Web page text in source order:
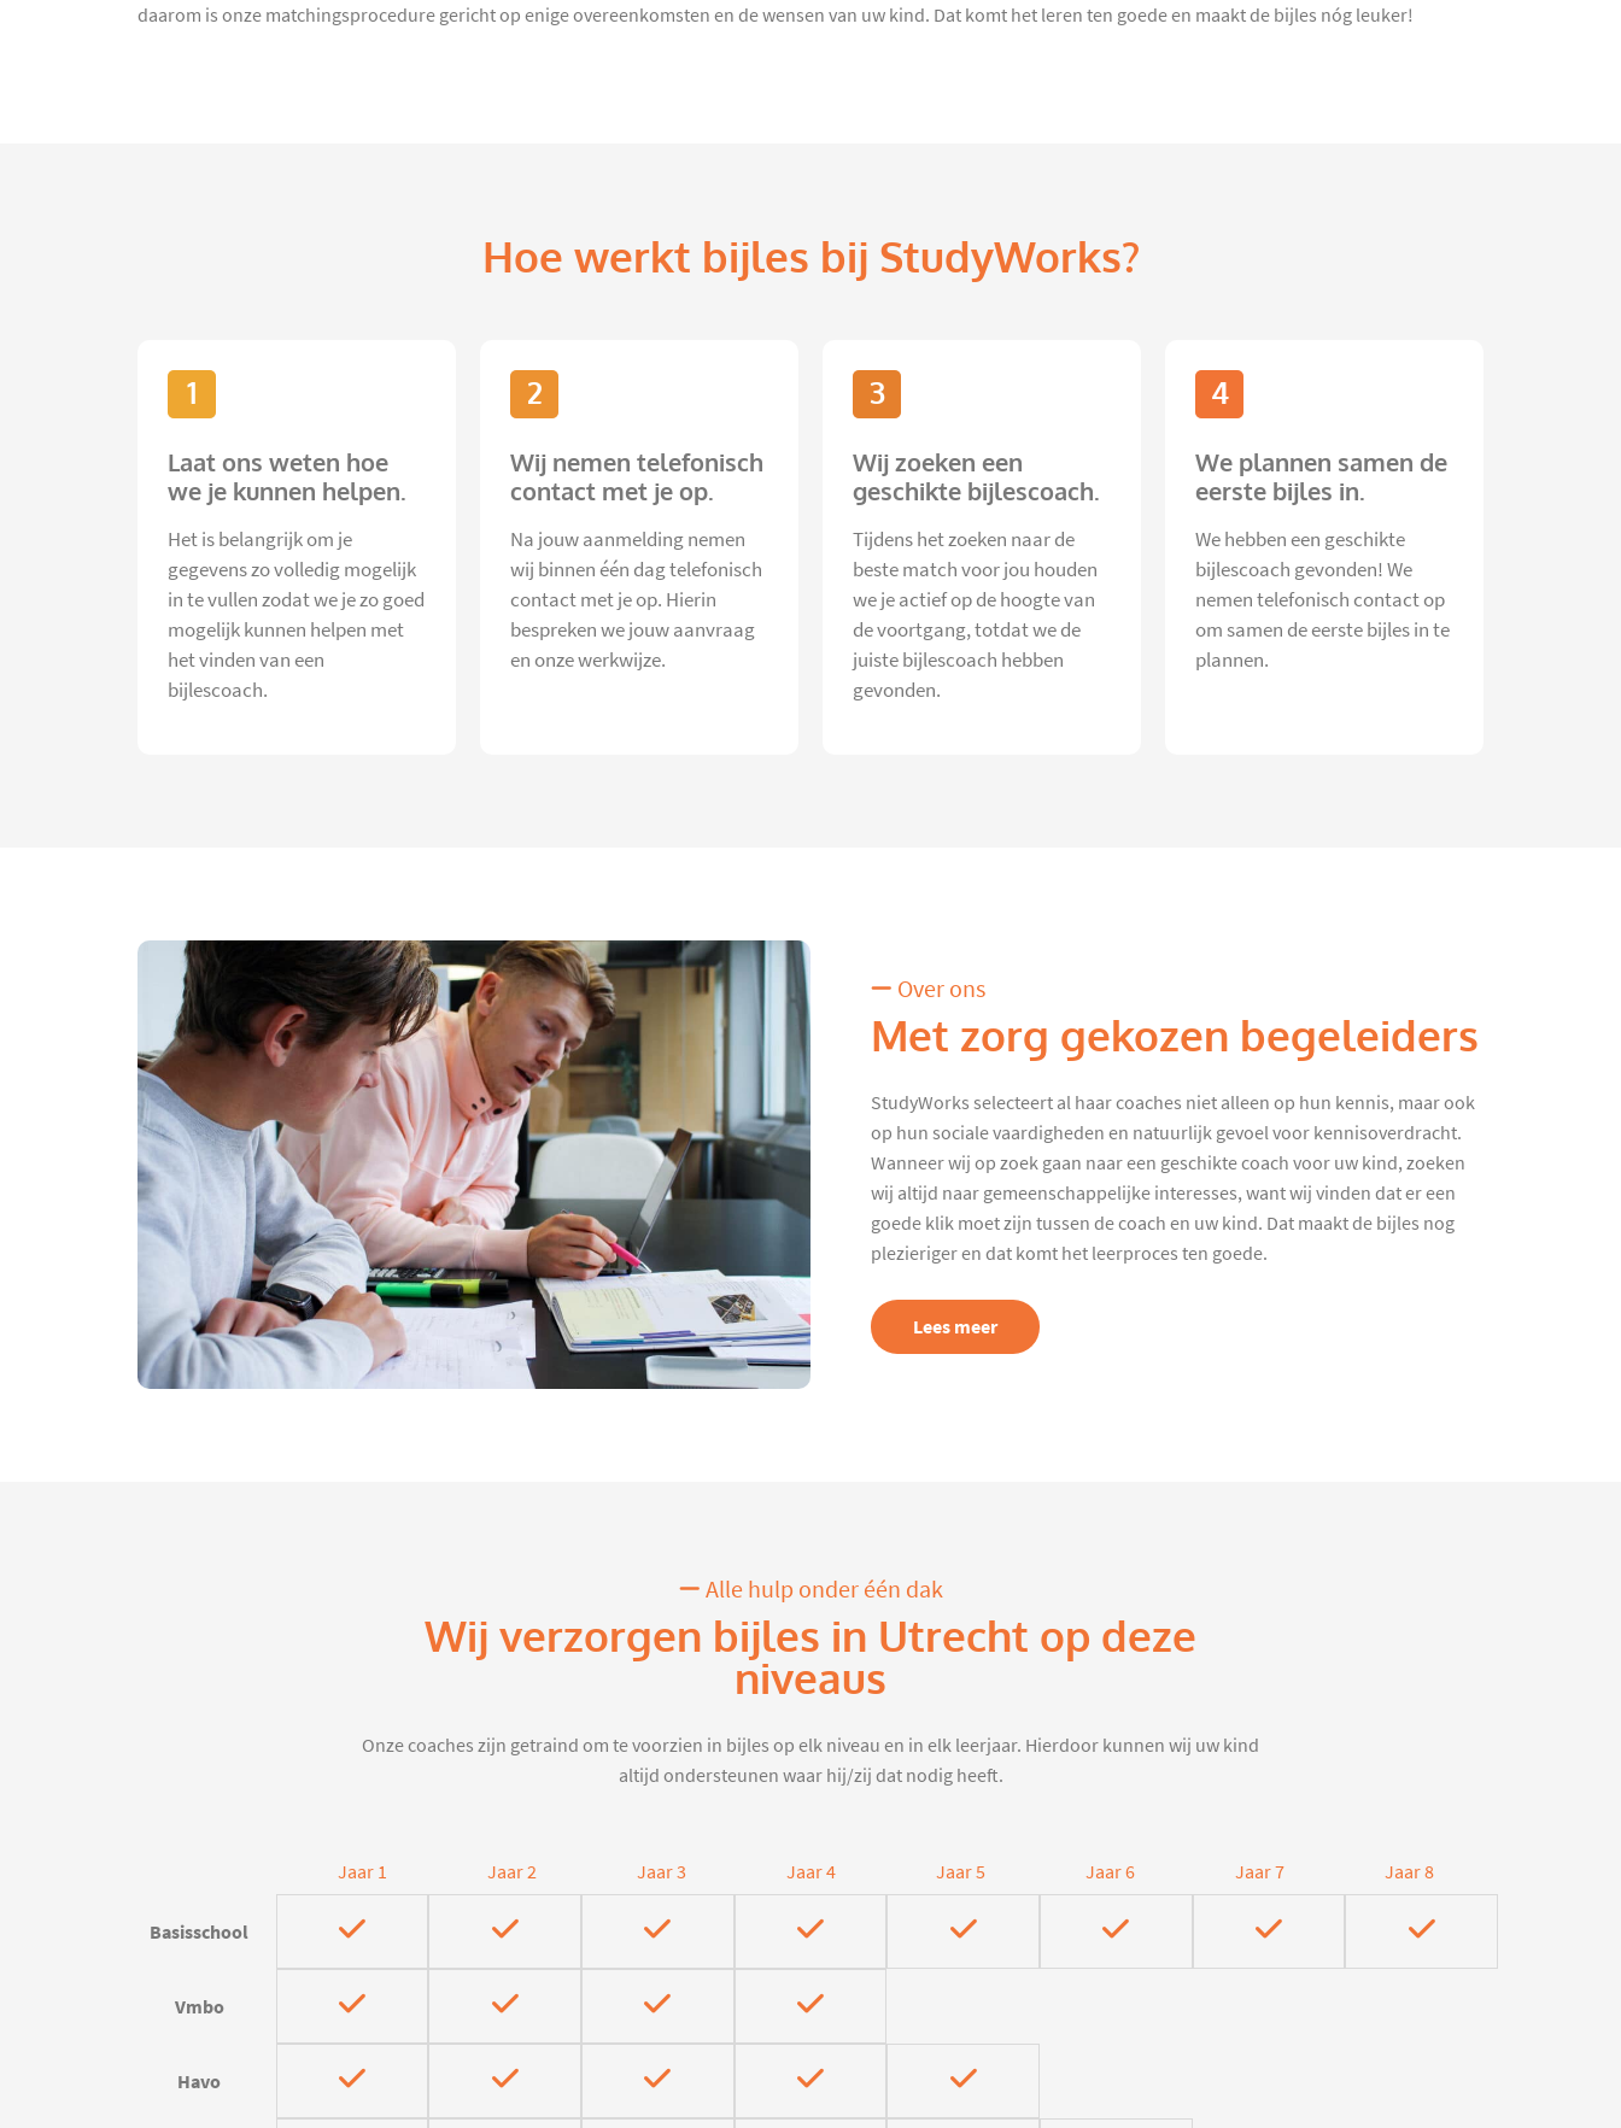
daarom is onze matchingsprocedure gericht op enige overeenkomsten en de wensen van uw kind. Dat komt het leren ten goede en maakt de bijles nóg leuker!
Hoe werkt bijles bij StudyWorks?
1
Laat ons weten hoe
we je kunnen helpen.
Het is belangrijk om je
gegevens zo volledig mogelijk
in te vullen zodat we je zo goed
mogelijk kunnen helpen met
het vinden van een
bijlescoach.
2
Wij nemen telefonisch
contact met je op.
Na jouw aanmelding nemen
wij binnen één dag telefonisch
contact met je op. Hierin
bespreken we jouw aanvraag
en onze werkwijze.
3
Wij zoeken een
geschikte bijlescoach.
Tijdens het zoeken naar de
beste match voor jou houden
we je actief op de hoogte van
de voortgang, totdat we de
juiste bijlescoach hebben
gevonden.
4
We plannen samen de
eerste bijles in.
We hebben een geschikte
bijlescoach gevonden! We
nemen telefonisch contact op
om samen de eerste bijles in te
plannen.
Over ons
Met zorg gekozen begeleiders
StudyWorks selecteert al haar coaches niet alleen op hun kennis, maar ook
op hun sociale vaardigheden en natuurlijk gevoel voor kennisoverdracht.
Wanneer wij op zoek gaan naar een geschikte coach voor uw kind, zoeken
wij altijd naar gemeenschappelijke interesses, want wij vinden dat er een
goede klik moet zijn tussen de coach en uw kind. Dat maakt de bijles nog
plezieriger en dat komt het leerproces ten goede.
Lees meer
Alle hulp onder één dak
Wij verzorgen bijles in Utrecht op deze
niveaus
Onze coaches zijn getraind om te voorzien in bijles op elk niveau en in elk leerjaar. Hierdoor kunnen wij uw kind
altijd ondersteunen waar hij/zij dat nodig heeft.
Jaar 1 Jaar 2 Jaar 3 Jaar 4 Jaar 5 Jaar 6 Jaar 7 Jaar 8
Basisschool
Vmbo
Havo